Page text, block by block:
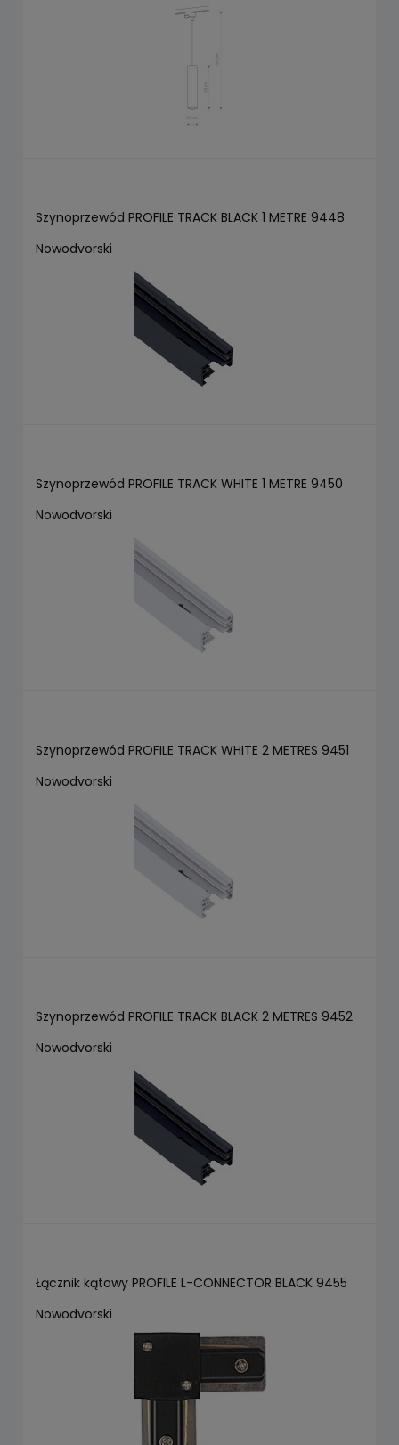
Szynoprzewód PROFILE TRACK BLACK 1 METRE 9448
Nowodvorski
Szynoprzewód PROFILE TRACK WHITE 1 METRE 9450
Nowodvorski
Szynoprzewód PROFILE TRACK WHITE 2 METRES 9451
Nowodvorski
Szynoprzewód PROFILE TRACK BLACK 2 METRES 9452
Nowodvorski
Łącznik kątowy PROFILE L-CONNECTOR BLACK 9455
Nowodvorski